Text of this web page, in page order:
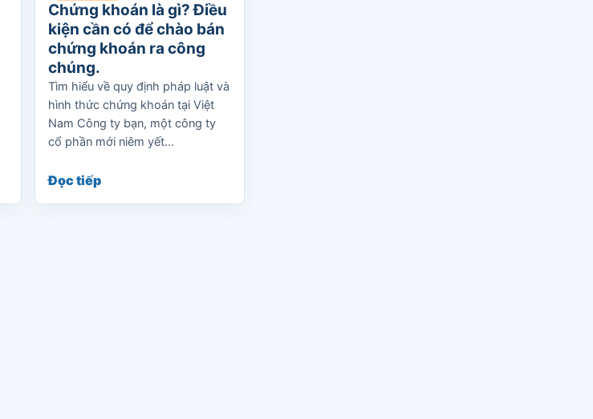
Chứng khoán là gì? Điều
kiện cần có để chào bán
chứng khoán ra công
chúng.
Tìm hiểu về quy định pháp luật và
hình thức chứng khoán tại Việt
Nam Công ty bạn, một công ty
cổ phần mới niêm yết...
Đọc tiếp